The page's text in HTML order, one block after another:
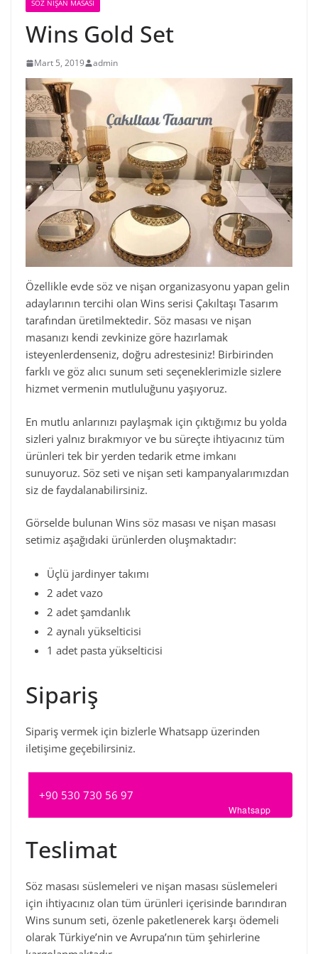
SÖZ NIŞAN MASASI
Wins Gold Set
Mart 5, 2019 admin
Özellikle evde söz ve nişan organizasyonu yapan gelin
adaylarının tercihi olan Wins serisi Çakıltaşı Tasarım
tarafından üretilmektedir. Söz masası ve nişan
masanızı kendi zevkinize göre hazırlamak
isteyenlerdenseniz, doğru adrestesiniz! Birbirinden
farklı ve göz alıcı sunum seti seçeneklerimizle sizlere
hizmet vermenin mutluluğunu yaşıyoruz.
En mutlu anlarınızı paylaşmak için çıktığımız bu yolda
sizleri yalnız bırakmıyor ve bu süreçte ihtiyacınız tüm
ürünleri tek bir yerden tedarik etme imkanı
sunuyoruz. Söz seti ve nişan seti kampanyalarımızdan
siz de faydalanabilirsiniz.
Görselde bulunan Wins söz masası ve nişan masası
setimiz aşağıdaki ürünlerden oluşmaktadır:
Üçlü jardinyer takımı
2 adet vazo
2 adet şamdanlık
2 aynalı yükselticisi
1 adet pasta yükselticisi
Sipariş
Sipariş vermek için bizlerle Whatsapp üzerinden
iletişime geçebilirsiniz.
+90 530 730 56 97
Whatsapp
Teslimat
Söz masası süslemeleri ve nişan masası süslemeleri
için ihtiyacınız olan tüm ürünleri içerisinde barındıran
Wins sunum seti, özenle paketlenerek karşı ödemeli
olarak Türkiye’nin ve Avrupa’nın tüm şehirlerine